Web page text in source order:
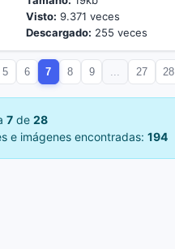
Visto: 9.371 veces
Descargado: 255 veces
5 6 7 8 9 27 28
7 de 28
e imágenes encontradas: 194